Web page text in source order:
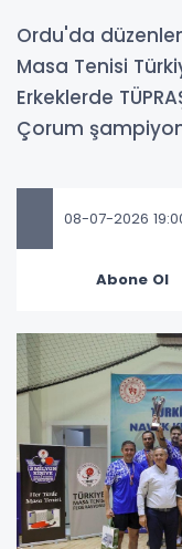
Ordu'da
Masa Tenisi
Erkeklerde
Çorum
08-07-2026
Abone Ol